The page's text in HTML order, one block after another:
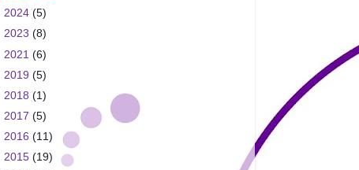
2024 (5)
2023 (8)
2021 (6)
2019 (5)
2018 (1)
2017 (5)
2016 (11)
2015 (19)